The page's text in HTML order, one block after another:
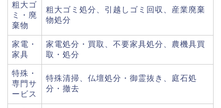
粗大ゴ
ミ・廃
棄物
粗大ゴミ処分、引越しゴミ回収、産業廃棄
物処分
家電・
家具
家電処分・買取、不要家具処分、農機具買
取・処分
特殊・
専門サ
ービス
特殊清掃、仏壇処分・御霊抜き、庭石処
分・撤去